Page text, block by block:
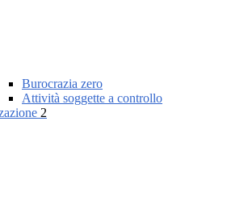
Burocrazia zero
Attività soggette a controllo
2